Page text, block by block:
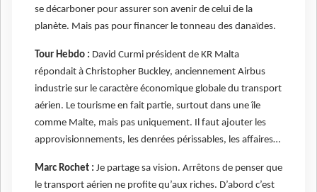
se décarboner pour assurer son avenir de celui de la
planète. Mais pas pour financer le tonneau des danaïdes.
Tour Hebdo : David Curmi président de KR Malta
répondait à Christopher Buckley, anciennement Airbus
industrie sur le caractère économique globale du transport
aérien. Le tourisme en fait partie, surtout dans une île
comme Malte, mais pas uniquement. Il faut ajouter les
approvisionnements, les denrées périssables, les affaires…
Marc Rochet : Je partage sa vision. Arrêtons de penser que
le transport aérien ne profite qu’aux riches. D’abord c’est